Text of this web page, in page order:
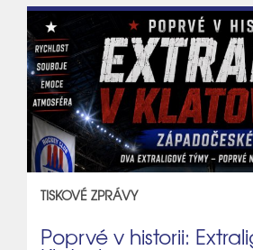
TISKOVÉ ZPRÁVY
Poprvé v historii: